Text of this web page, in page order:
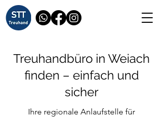
Treuhandbüro in Weiach
finden – einfach und
sicher
Ihre regionale Anlaufstelle für